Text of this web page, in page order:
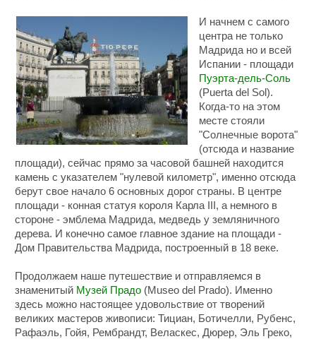
И начнем с самого
центра не только
Мадрида но и всей
Испании - площади
Пуэрта-дель-Соль
(Puerta del Sol).
Когда-то на этом
месте стояли
"Солнечные ворота"
(отсюда и название
площади), сейчас прямо за часовой башней находится
камень с указателем "нулевой километр", именно отсюда
берут свое начало 6 основных дорог страны. В центре
площади - конная статуя короля Карла III, а немного в
стороне - эмблема Мадрида, медведь у земляничного
дерева. И конечно самое главное здание на площади -
Дом Правительства Мадрида, построенный в 18 веке.
Продолжаем наше путешествие и отправляемся в
знаменитый Музей Прадо (Museo del Prado). Именно
здесь можно настоящее удовольствие от творений
великих мастеров живописи: Тициан, Ботичелли, Рубенс,
Рафаэль, Гойя, Рембрандт, Веласкес, Дюрер, Эль Греко,